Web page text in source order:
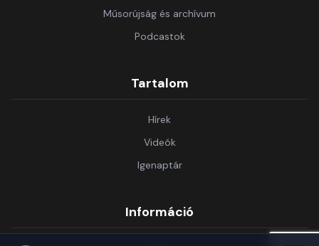
Műsorújság és archívum
Podcastok
Tartalom
Hírek
Videók
Igenaptár
Információ